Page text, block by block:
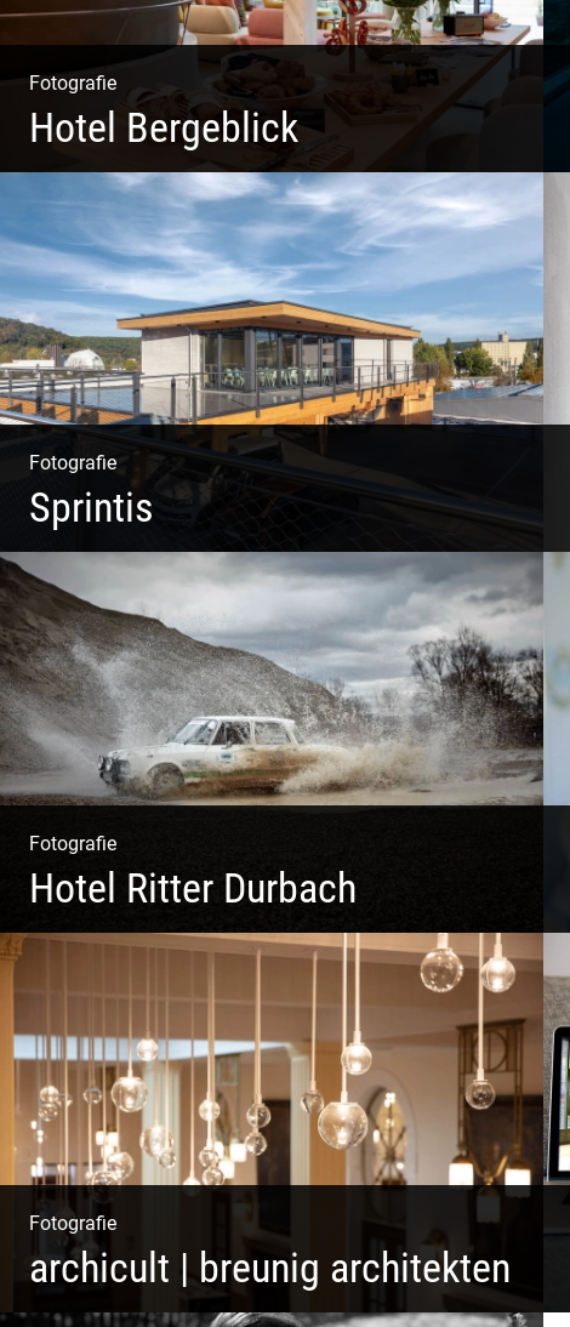
Fotografie
Hotel Bergeblick
Zweites Shooting für das Designhotel in Bad Tölz
Fotografie
Sprintis
Wer will nicht dort arbeiten?
Fotografie
Hotel Ritter Durbach
Matsch|Oldtimer|Männer|Spass
Fotografie
archicult | breunig architekten